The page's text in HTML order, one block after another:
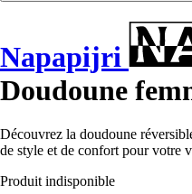
Napapijri
Doudoune
Découvrez la doudoune
de style et de confort pour votre
Produit indisponible